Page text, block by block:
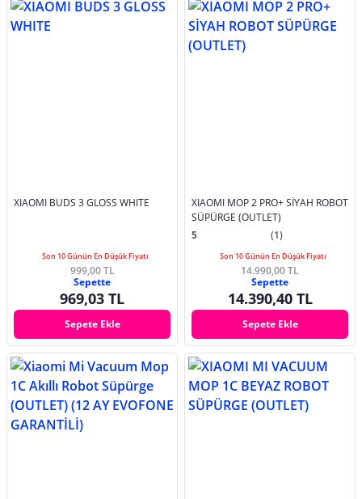
XIAOMI BUDS 3 GLOSS WHITE
Son 10 Günün En Düşük Fiyatı
999,00 TL
Sepette
969,03 TL
Sepete Ekle
XIAOMI MOP 2 PRO+ SİYAH ROBOT
SÜPÜRGE (OUTLET)
5
(1)
Son 10 Günün En Düşük Fiyatı
14.990,00 TL
Sepette
14.390,40 TL
Sepete Ekle